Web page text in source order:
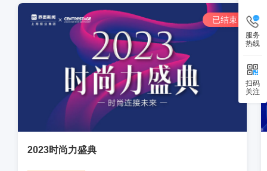
已结束
2023时尚力盛典
服务
热线
扫码
关注